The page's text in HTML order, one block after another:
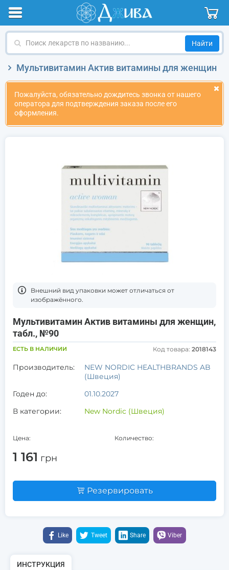
Поиск
названию
Мультивитамин Актив витамины для женщин
Пожалуйста, обязательно дождитесь звонка от нашего
оператора для подтверждения заказа после его
оформления.
Bнешний вид упаковки может отличаться от
изображённого.
Мультивитамин Актив витамины для женщин,
табл., №90
ЕСТЬ В НАЛИЧИИ Код товара: 2018143
Производитель:
NEW NORDIC HEALTHBRANDS AB
(Швеция)
Годен до:
01.10.2027
В категории:
New Nordic (Швеция)
Цена:
1 161 грн
Количество:
Резервировать
Like Tweet Share Viber
ИНСТРУКЦИЯ